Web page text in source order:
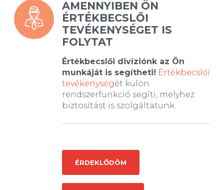
AMENNYIBEN ÖN
ÉRTÉKBECSLŐI
TEVÉKENYSÉGET IS
FOLYTAT
Értékbecslői divíziónk az Ön
munkáját is segítheti! Értékbecslői
tevékenységét külön
rendszerfunkció segíti, melyhez
biztosítást is szolgáltatunk.
ÉRDEKLŐDÖM